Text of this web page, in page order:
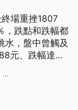
場重挫1807
，跌點和跌幅都
水，盤中曾觸及
元、跌幅達
這是景氣循環
...